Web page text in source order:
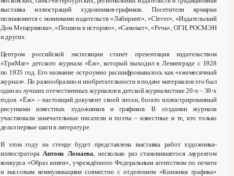
выставка иллюстраций художников-графиков. Посетители ярмарки
познакомятся с новинками издательств «Лабиринт», «Clever», «Издательский
Дом Мещерякова», «Пешком в историю», «Самокат», «Речь», ОГИ, РОСМЭН
и других.
Центром российской экспозиции станет презентация издательством
«ТриМаг» детского журнала «Ёж», который выходил в Ленинграде с 1928
по 1935 год. Его название остроумно расшифровывалось как «ежемесячный
журнал». По разнообразию и изобретательности в подаче материалов это был
один из лучших отечественных журналов в детской журналистике 20-х – 30-х
годов. «Ёж» – настоящий документ своей эпохи, богато иллюстрированный
рисунками известных художников и графиков. В создании журнала
участвовали замечательные писатели и поэты – известные и те, кто только
делал первые шаги в литературе.
В этом году на стенде будет представлена выставка работ художника-
иллюстратора Антона Ломаева , несколько раз становившегося лауреатом
конкурса «Образ книги», учреждённого Федеральным агентством по печати
и массовым коммуникациям совместно с отделением «Книжная графика»